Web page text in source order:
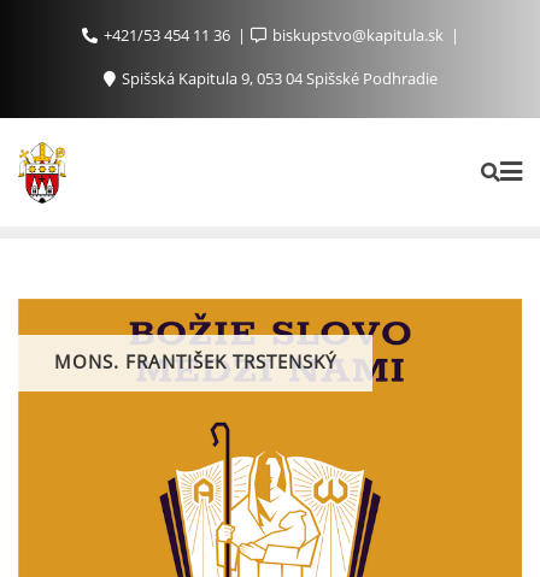
+421/53 454 11 36
biskupstvo@kapitula.sk
Spišská Kapitula 9, 053 04 Spišské Podhradie
MONS. FRANTIŠEK TRSTENSKÝ